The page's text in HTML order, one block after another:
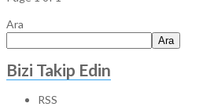
Ara
Ara
Bizi Takip Edin
RSS